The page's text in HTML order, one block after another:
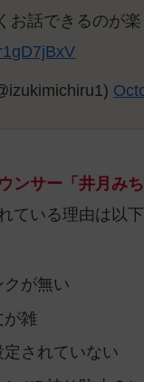
お話できるのが
ンサー「井月み
ている理由は以
が無い
が雑
されていない